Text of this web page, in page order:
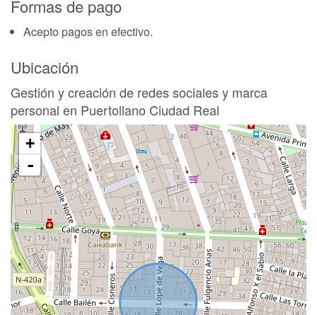
Formas de pago
Acepto pagos en efectivo.
Ubicación
Gestión y creación de redes sociales y marca
personal en Puertollano Ciudad Real
+
-